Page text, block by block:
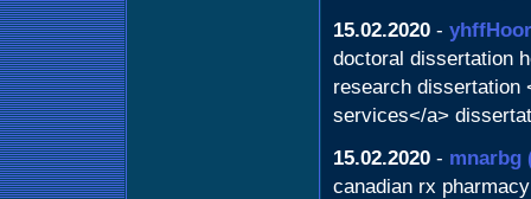
15.02.2020 -
doctoral dissertation
research dissertation
services</a>
15.02.2020 - mnarbg
canadian rx